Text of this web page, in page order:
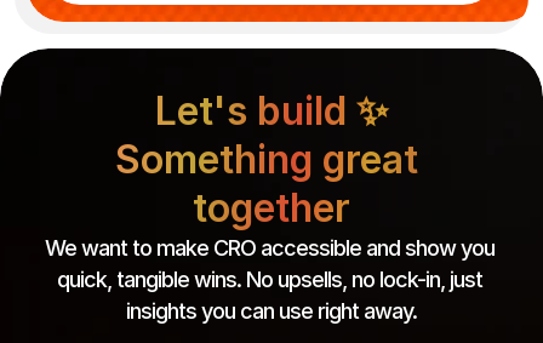
Let's build ✨
Something great
together
We want to make CRO accessible and show you
quick, tangible wins. No upsells, no lock-in, just
insights you can use right away.